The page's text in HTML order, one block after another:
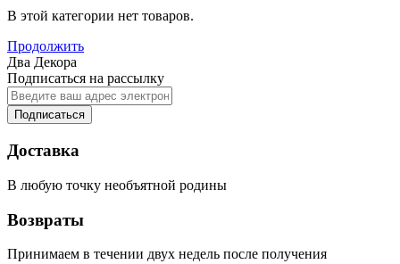
В этой категории нет товаров.
Продолжить
Два Декора
Подписаться на рассылку
Подписаться
Доставка
В любую точку необъятной родины
Возвраты
Принимаем в течении двух недель после получения